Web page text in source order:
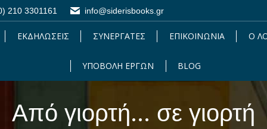
210 3301161 info@siderisbooks.gr
ΕΚΔΗΛΩΣΕΙΣ ΣΥΝΕΡΓΑΤΕΣ ΕΠΙΚΟΙΝΩΝΙΑ Ο
ΥΠΟΒΟΛΗ ΕΡΓΩΝ BLOG
Από γιορτή... σε γιορτή
You are here:
210 3301161 info@siderisbooks.gr
ΕΚΔΗΛΩΣΕΙΣ ΣΥΝΕΡΓΑΤΕΣ ΕΠΙΚΟΙΝΩΝΙΑ Ο
ΥΠΟΒΟΛΗ ΕΡΓΩΝ BLOG